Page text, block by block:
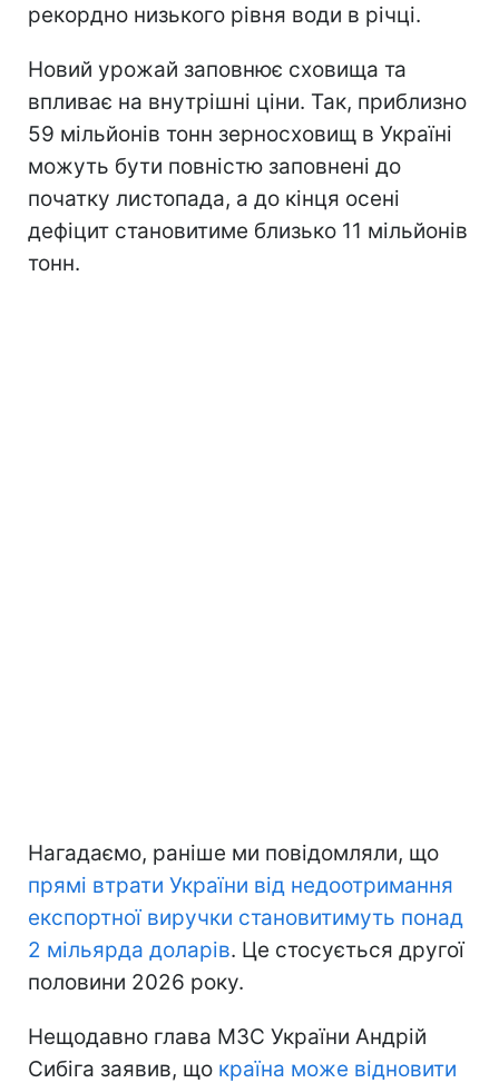
рекордно низького рівня води в річці.
Новий урожай заповнює сховища та
впливає на внутрішні ціни. Так, приблизно
59 мільйонів тонн зерносховищ в Україні
можуть бути повністю заповнені до
початку листопада, а до кінця осені
дефіцит становитиме близько 11 мільйонів
тонн.
Нагадаємо, раніше ми повідомляли, що
прямі втрати України від недоотримання
експортної виручки становитимуть понад
2 мільярда доларів. Це стосується другої
половини 2026 року.
Нещодавно глава МЗС України Андрій
Сибіга заявив, що країна може відновити